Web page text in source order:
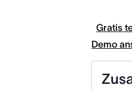
Gratis
Demo